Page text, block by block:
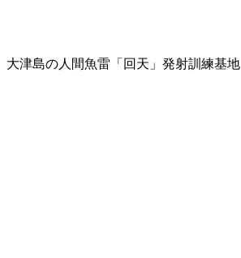
大津島の人間魚雷「回天」発射訓練基地